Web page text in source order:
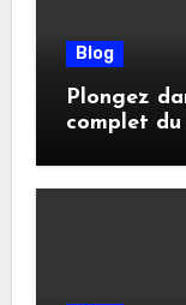
Blog
Plongez
complet du